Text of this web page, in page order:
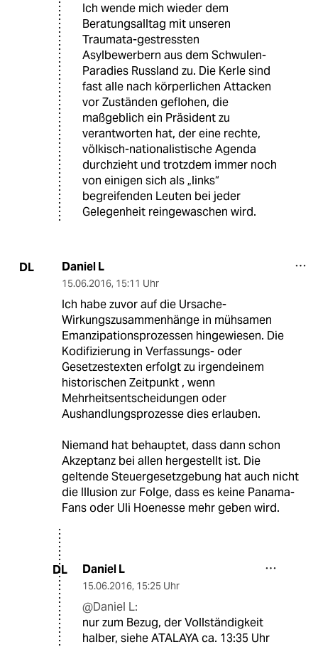
Ich wende mich wieder dem
Beratungsalltag mit unseren
Traumata-gestressten
Asylbewerbern aus dem Schwulen-
Paradies Russland zu. Die Kerle sind
fast alle nach körperlichen Attacken
vor Zuständen geflohen, die
maßgeblich ein Präsident zu
verantworten hat, der eine rechte,
völkisch-nationalistische Agenda
durchzieht und trotzdem immer noch
von einigen sich als „links“
begreifenden Leuten bei jeder
Gelegenheit reingewaschen wird.
DL Daniel L
15.06.2016, 15:11 Uhr
Ich habe zuvor auf die Ursache-
Wirkungszusammenhänge in mühsamen
Emanzipationsprozessen hingewiesen. Die
Kodifizierung in Verfassungs- oder
Gesetzestexten erfolgt zu irgendeinem
historischen Zeitpunkt , wenn
Mehrheitsentscheidungen oder
Aushandlungsprozesse dies erlauben.
Niemand hat behauptet, dass dann schon
Akzeptanz bei allen hergestellt ist. Die
geltende Steuergesetzgebung hat auch nicht
die Illusion zur Folge, dass es keine Panama-
Fans oder Uli Hoenesse mehr geben wird.
DL Daniel L
15.06.2016, 15:25 Uhr
@Daniel L:
nur zum Bezug, der Vollständigkeit
halber, siehe ATALAYA ca. 13:35 Uhr